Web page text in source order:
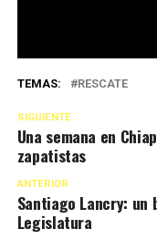
TEMAS: RESCATE
SIGUIENTE
Una semana en
zapatistas
ANTERIOR
Santiago Lancry: un
Legislatura